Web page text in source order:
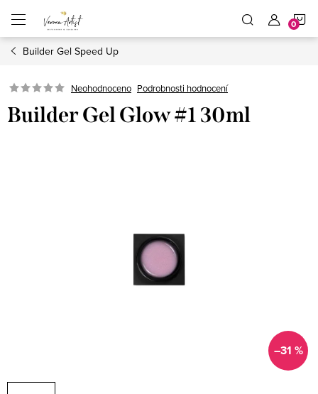
obsah
Builder Gel Speed Up
Neohodnoceno Podrobnosti hodnocení
Builder Gel Glow #1 30ml
–31 %